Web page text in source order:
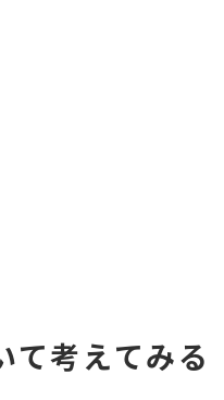
考えてみる